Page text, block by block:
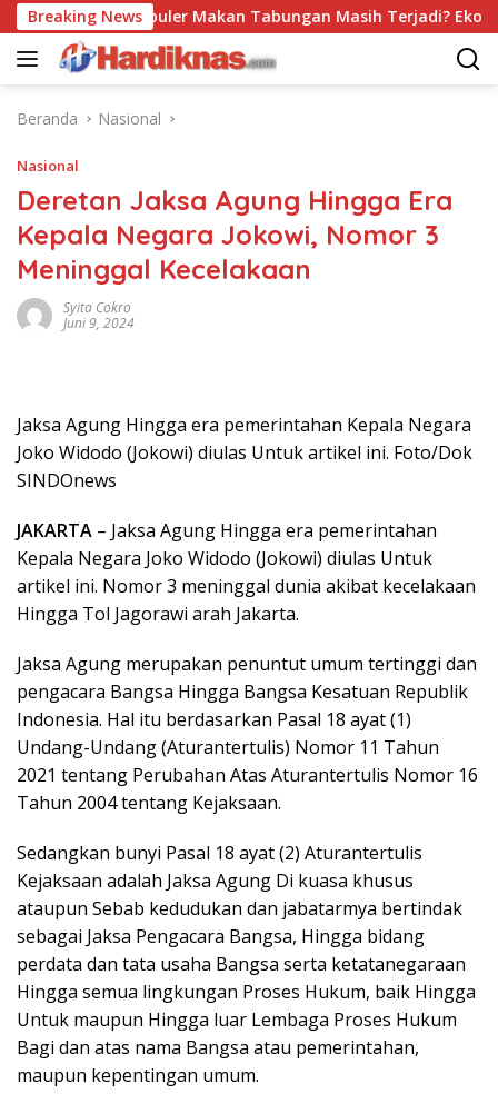
Langsung
ke
konten
Breaking News
Trend Populer Makan Tabungan Masih Terjadi? Ekonom
Beranda Nasional
Nasional
Deretan Jaksa Agung Hingga Era
Kepala Negara Jokowi, Nomor 3
Meninggal Kecelakaan
Syita Cokro
Juni 9, 2024
Jaksa Agung Hingga era pemerintahan Kepala Negara
Joko Widodo (Jokowi) diulas Untuk artikel ini. Foto/Dok
SINDOnews
JAKARTA – Jaksa Agung Hingga era pemerintahan
Kepala Negara Joko Widodo (Jokowi) diulas Untuk
artikel ini. Nomor 3 meninggal dunia akibat kecelakaan
Hingga Tol Jagorawi arah Jakarta.
Jaksa Agung merupakan penuntut umum tertinggi dan
pengacara Bangsa Hingga Bangsa Kesatuan Republik
Indonesia. Hal itu berdasarkan Pasal 18 ayat (1)
Undang-Undang (Aturantertulis) Nomor 11 Tahun
2021 tentang Perubahan Atas Aturantertulis Nomor 16
Tahun 2004 tentang Kejaksaan.
Sedangkan bunyi Pasal 18 ayat (2) Aturantertulis
Kejaksaan adalah Jaksa Agung Di kuasa khusus
ataupun Sebab kedudukan dan jabatarmya bertindak
sebagai Jaksa Pengacara Bangsa, Hingga bidang
perdata dan tata usaha Bangsa serta ketatanegaraan
Hingga semua lingkungan Proses Hukum, baik Hingga
Untuk maupun Hingga luar Lembaga Proses Hukum
Bagi dan atas nama Bangsa atau pemerintahan,
maupun kepentingan umum.